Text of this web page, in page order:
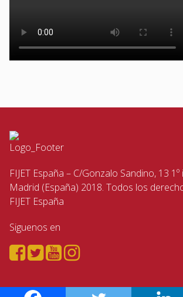
FIJET España – C/Gonzalo Sandino, 13
Madrid (España) 2018. Todos los
FIJET España
Siguenos en